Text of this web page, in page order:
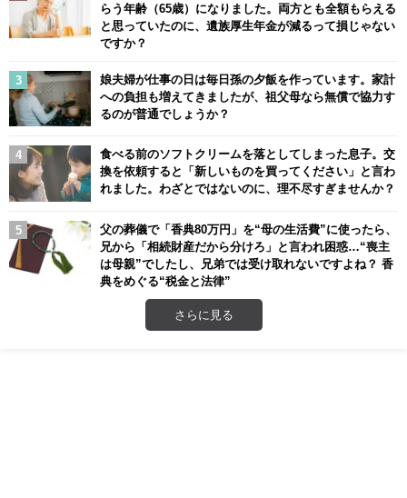
らう年齢（65歳）になりました。両方とも全額もらえる
と思っていたのに、遺族厚生年金が減るって損じゃない
ですか？
娘夫婦が仕事の日は毎日孫の夕飯を作っています。家計
への負担も増えてきましたが、祖父母なら無償で協力す
るのが普通でしょうか？
食べる前のソフトクリームを落としてしまった息子。交
換を依頼すると「新しいものを買ってください」と言わ
れました。わざとではないのに、理不尽すぎませんか？
父の葬儀で「香典80万円」を“母の生活費”に使ったら、
兄から「相続財産だから分けろ」と言われ困惑…“喪主
は母親”でしたし、兄弟では受け取れないですよね？ 香
典をめぐる“税金と法律”
さらに見る